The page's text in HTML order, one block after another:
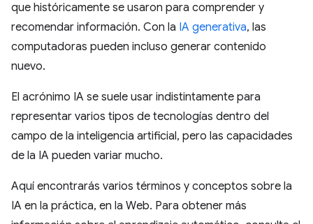
que históricamente se usaron para comprender y
recomendar información. Con la IA generativa, las
computadoras pueden incluso generar contenido
nuevo.
El acrónimo IA se suele usar indistintamente para
representar varios tipos de tecnologías dentro del
campo de la inteligencia artificial, pero las capacidades
de la IA pueden variar mucho.
Aquí encontrarás varios términos y conceptos sobre la
IA en la práctica, en la Web. Para obtener más